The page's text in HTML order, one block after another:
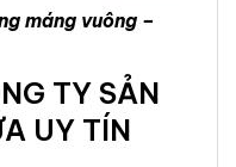
máng vuông –
TY SẢN
UY TÍN